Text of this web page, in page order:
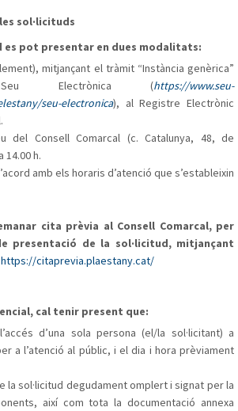
sol·licituds
es pot presentar en dues modalitats:
mitjançant el tràmit “Instància genèrica”
Electrònica (https://www.seu-
seu-electronica), al Registre Electrònic
del Consell Comarcal (c. Catalunya, 48, de
14.00 h.
amb els horaris d’atenció que s’estableixin
cita prèvia al Consell Comarcal, per
presentació de la sol·licitud, mitjançant
https://citaprevia.plaestany.cat/
cal tenir present que:
d’una sola persona (el/la sol·licitant) a
a l’atenció al públic, i el dia i hora prèviament
la sol·licitud degudament omplert i signat per la
així com tota la documentació annexa